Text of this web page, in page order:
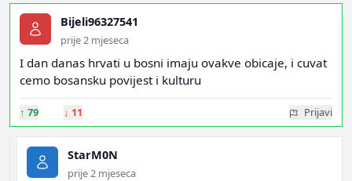
Bijeli96327541
prije 2 mjeseca
I dan danas hrvati u bosni imaju ovakve obicaje, i cuvat
cemo bosansku povijest i kulturu
↑ 79 ↓ 11 Prijavi
StarM0N
prije 2 mjeseca